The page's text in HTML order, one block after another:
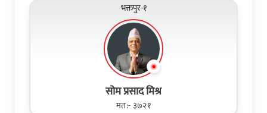
भक्तपुर-१
सोम प्रसाद मिश्र
मत:- ३७२१